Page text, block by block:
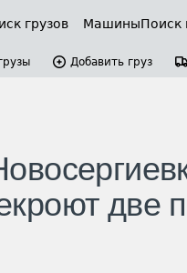
грузов Машины
Добавить груз
две